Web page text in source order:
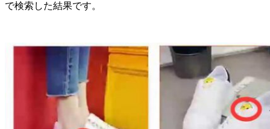
で検索した結果です。